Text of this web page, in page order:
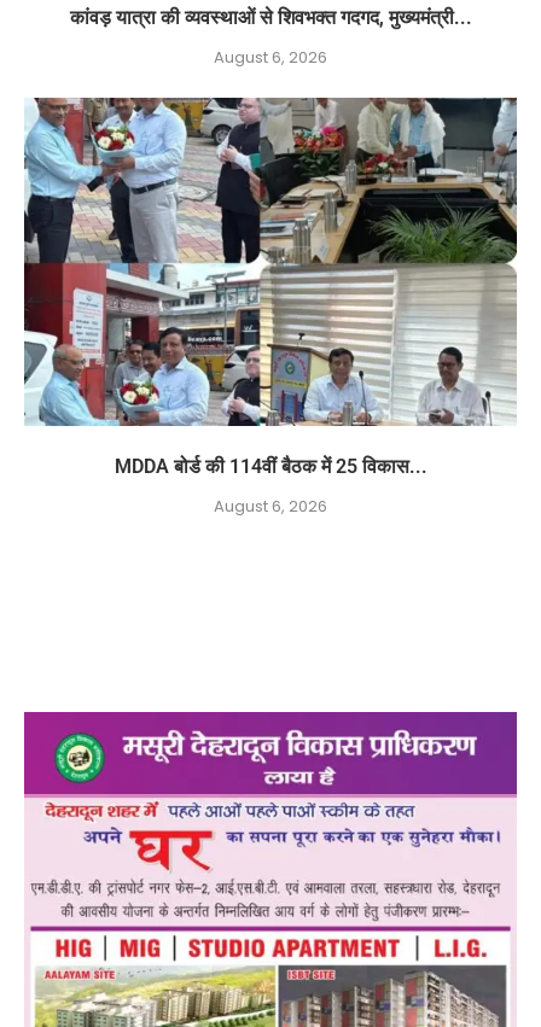
कांवड़ यात्रा की व्यवस्थाओं से शिवभक्त गदगद, मुख्यमंत्री...
August 6, 2026
MDDA बोर्ड की 114वीं बैठक में 25 विकास...
August 6, 2026